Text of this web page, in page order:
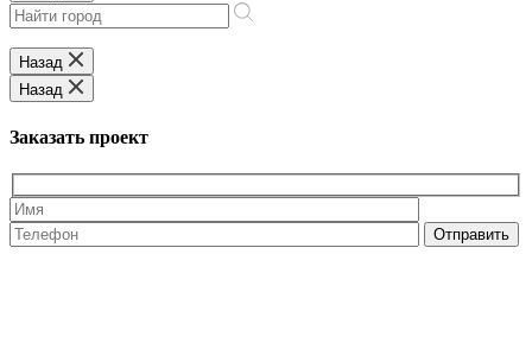
Назад
Назад
Заказать проект